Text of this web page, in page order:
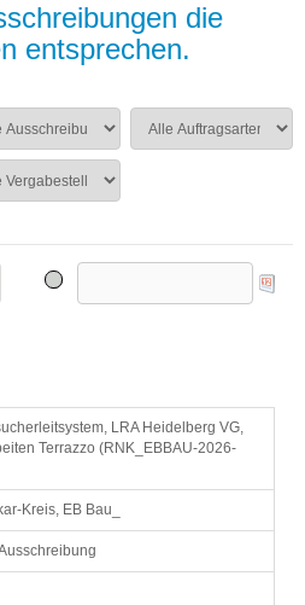
die
entsprechen.
LRA Heidelberg VG,
Terrazzo (RNK_EBBAU-2026-
Kreis, EB Bau_